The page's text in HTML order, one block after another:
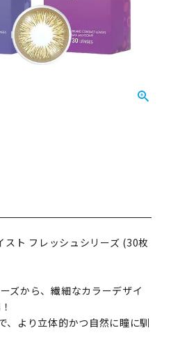
スト フレッシュシリーズ (30枚
ズから、繊細なカラーデザイ
、より立体的かつ自然に瞳に馴